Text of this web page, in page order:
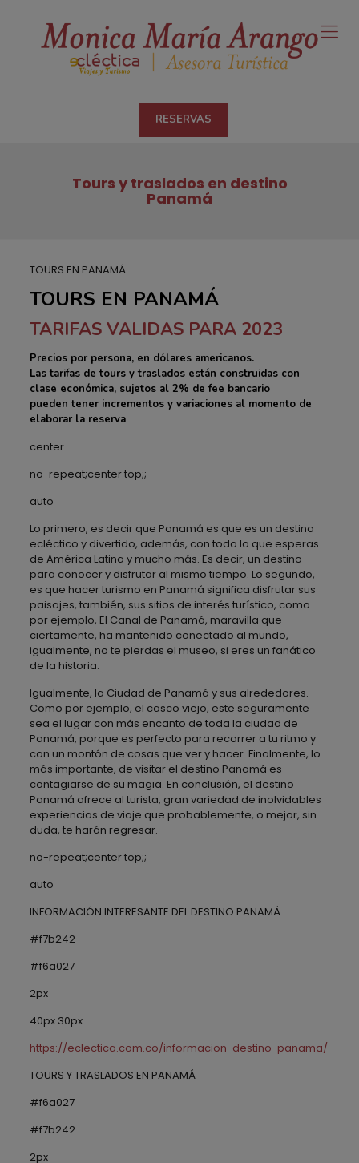
RESERVAS
Tours y traslados en destino
Panamá
TOURS EN PANAMÁ
TOURS EN PANAMÁ
TARIFAS VALIDAS PARA 2023
Precios por persona, en dólares americanos.
Las tarifas de tours y traslados están construidas con
clase económica, sujetos al 2% de fee bancario
pueden tener incrementos y variaciones al momento de
elaborar la reserva
center
no-repeat;center top;;
auto
Lo primero, es decir que Panamá es que es un destino
ecléctico y divertido, además, con todo lo que esperas
de América Latina y mucho más. Es decir, un destino
para conocer y disfrutar al mismo tiempo. Lo segundo,
es que hacer turismo en Panamá significa disfrutar sus
paisajes, también, sus sitios de interés turístico, como
por ejemplo, El Canal de Panamá, maravilla que
ciertamente, ha mantenido conectado al mundo,
igualmente, no te pierdas el museo, si eres un fanático
de la historia.
Igualmente, la Ciudad de Panamá y sus alrededores.
Como por ejemplo, el casco viejo, este seguramente
sea el lugar con más encanto de toda la ciudad de
Panamá, porque es perfecto para recorrer a tu ritmo y
con un montón de cosas que ver y hacer. Finalmente, lo
más importante, de visitar el destino Panamá es
contagiarse de su magia. En conclusión, el destino
Panamá ofrece al turista, gran variedad de inolvidables
experiencias de viaje que probablemente, o mejor, sin
duda, te harán regresar.
no-repeat;center top;;
auto
INFORMACIÓN INTERESANTE DEL DESTINO PANAMÁ
#f7b242
#f6a027
2px
40px 30px
https://eclectica.com.co/informacion-destino-panama/
TOURS Y TRASLADOS EN PANAMÁ
#f6a027
#f7b242
2px